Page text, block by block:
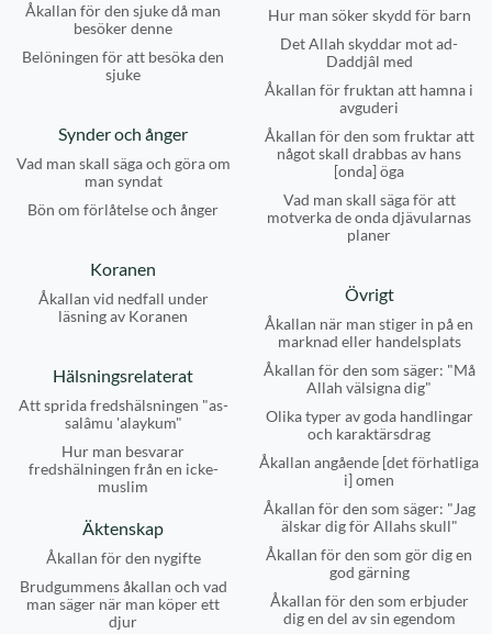
Hur man söker skydd för barn
Det Allah skyddar mot ad-
Daddjâl med
Åkallan för fruktan att hamna i
avguderi
Åkallan för den som fruktar att
något skall drabbas av hans
[onda] öga
Vad man skall säga för att
motverka de onda djävularnas
planer
Åkallan för den sjuke då man
besöker denne
Belöningen för att besöka den
sjuke
Synder och ånger
Vad man skall säga och göra om
man syndat
Bön om förlåtelse och ånger
Koranen
Åkallan vid nedfall under
läsning av Koranen
Övrigt
Åkallan när man stiger in på en
marknad eller handelsplats
Åkallan för den som säger: "Må
Allah välsigna dig"
Olika typer av goda handlingar
och karaktärsdrag
Åkallan angående [det förhatliga
i] omen
Åkallan för den som säger: "Jag
älskar dig för Allahs skull"
Åkallan för den som gör dig en
god gärning
Åkallan för den som erbjuder
dig en del av sin egendom
Hälsningsrelaterat
Att sprida fredshälsningen "as-
salâmu 'alaykum"
Hur man besvarar
fredshälningen från en icke-
muslim
Äktenskap
Åkallan för den nygifte
Brudgummens åkallan och vad
man säger när man köper ett
djur